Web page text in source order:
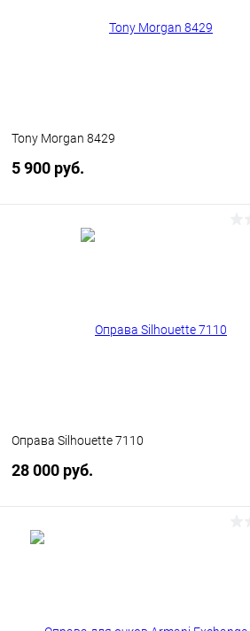
Tony Morgan 8429
5 900 руб.
Оправа Silhouette 7110
28 000 руб.